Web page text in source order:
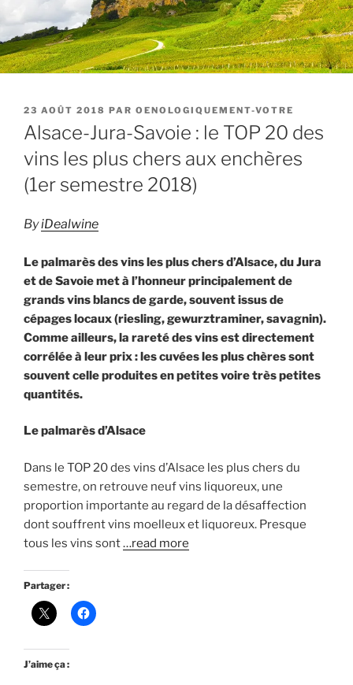
PUBLIÉ
LE
23 AOÛT 2018 PAR OENOLOGIQUEMENT-VOTRE
Alsace-Jura-Savoie : le TOP 20 des
vins les plus chers aux enchères
(1er semestre 2018)
ByiDealwine
Le palmarès des vins les plus chers d’Alsace, du Jura
et de Savoie met à l’honneur principalement de
grands vins blancs de garde, souvent issus de
cépages locaux (riesling, gewurztraminer, savagnin).
Comme ailleurs, la rareté des vins est directement
corrélée à leur prix : les cuvées les plus chères sont
souvent celle produites en petites voire très petites
quantités.
Le palmarès d’Alsace
Dans le TOP 20 des vins d’Alsace les plus chers du
semestre, on retrouve neuf vins liquoreux, une
proportion importante au regard de la désaffection
dont souffrent vins moelleux et liquoreux. Presque
tous les vins sont…read more
Partager :
J’aime ça :